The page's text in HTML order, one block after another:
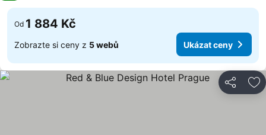
Od 1 884 Kč
Zobrazte si ceny z 5 webů Ukázat ceny
Sdílet